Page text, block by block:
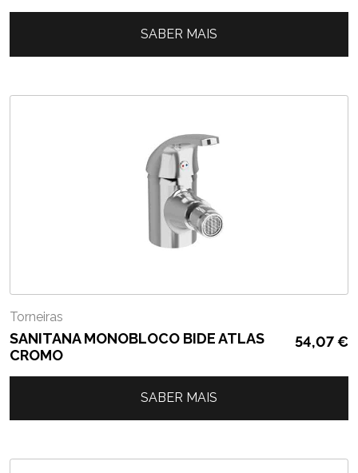
SABER MAIS
Torneiras
SANITANA MONOBLOCO BIDE ATLAS
CROMO
54,07€
SABER MAIS